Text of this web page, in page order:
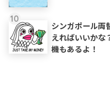
10
シンガポール両
えればいいかな
機もあるよ！